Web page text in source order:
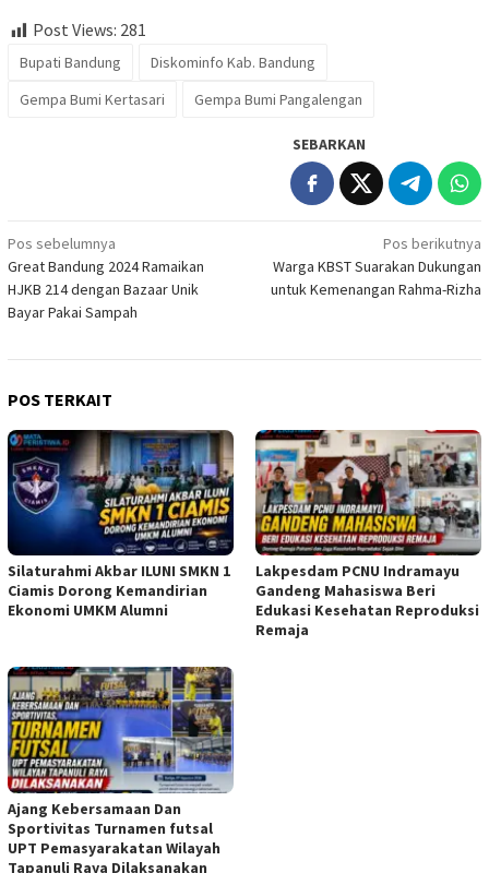
Post Views: 281
Bupati Bandung
Diskominfo Kab. Bandung
Gempa Bumi Kertasari
Gempa Bumi Pangalengan
SEBARKAN
Navigasi
pos
Pos sebelumnya
Great Bandung 2024 Ramaikan
HJKB 214 dengan Bazaar Unik
Bayar Pakai Sampah
Pos berikutnya
Warga KBST Suarakan Dukungan
untuk Kemenangan Rahma-Rizha
POS TERKAIT
Silaturahmi Akbar ILUNI SMKN 1
Ciamis Dorong Kemandirian
Ekonomi UMKM Alumni
Lakpesdam PCNU Indramayu
Gandeng Mahasiswa Beri
Edukasi Kesehatan Reproduksi
Remaja
Ajang Kebersamaan Dan
Sportivitas Turnamen futsal
UPT Pemasyarakatan Wilayah
Tapanuli Raya Dilaksanakan